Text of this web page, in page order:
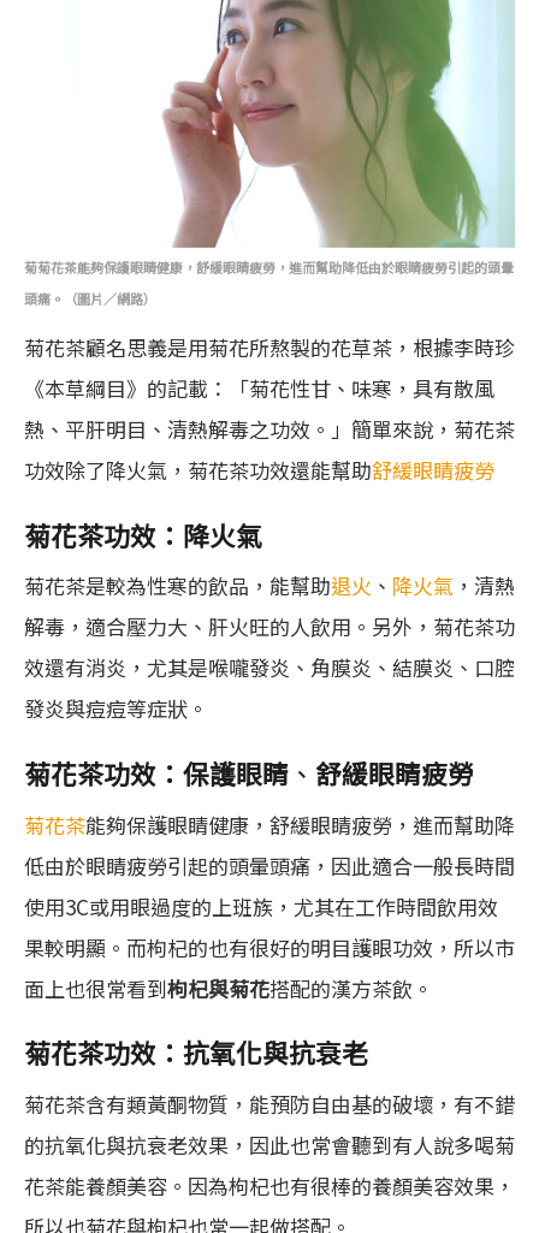
菊菊花茶能夠保護眼睛健康，舒緩眼睛疲勞，進而幫助降低由於眼睛疲勞引起的頭暈
頭痛 。（圖片／網路）
菊花茶顧名思義是用菊花所熬製的花草茶，根據李時珍
《本草綱目》的記載：「菊花性甘、味寒，具有散風
熱、平肝明目、清熱解毒之功效。」簡單來說，菊花茶
功效除了降火氣，菊花茶功效還能幫助舒緩眼睛疲勞
菊花茶功效：降火氣
菊花茶是較為性寒的飲品，能幫助退火 、 降火氣 ，清熱
解毒，適合壓力大、肝火旺的人飲用。另外，菊花茶功
效還有消炎，尤其是喉嚨發炎、角膜炎、結膜炎、口腔
發炎與痘痘等症狀。
菊花茶功效：保護眼睛 、 舒緩眼睛疲勞
菊花茶能夠保護眼睛健康，舒緩眼睛疲勞，進而幫助降
低由於眼睛疲勞引起的頭暈頭痛，因此適合一般長時間
使用3C或用眼過度的上班族，尤其在工作時間飲用效
果較明顯。而枸杞的也有很好的明目護眼功效，所以市
面上也很常看到枸杞與菊花搭配的漢方茶飲。
菊花茶功效：抗氧化與抗衰老
菊花茶含有類黃酮物質，能預防自由基的破壞，有不錯
的抗氧化與抗衰老效果，因此也常會聽到有人說多喝菊
花茶能養顏美容。因為枸杞也有很棒的養顏美容效果，
所以也菊花與枸杞也常一起做搭配。